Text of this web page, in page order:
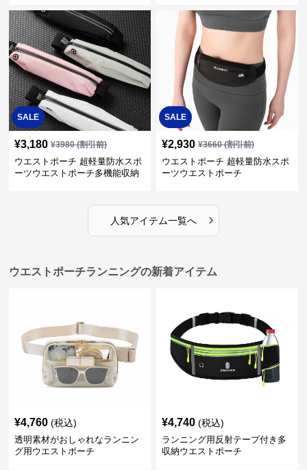
SALE
¥3,180 ¥3980(割引前)
ウエストポーチ 超軽量防水スポ
ーツウエストポーチ多機能収納
SALE
¥2,930 ¥3660(割引前)
ウエストポーチ 超軽量防水スポ
ーツウエストポーチ
人気アイテム一覧へ ›
ウエストポーチランニングの新着アイテム
¥4,760 (税込)
透明素材がおしゃれなランニン
グ用ウエストポーチ
¥4,740 (税込)
ランニング用反射テープ付き多
収納ウエストポーチ